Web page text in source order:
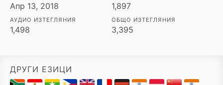
Апр 13, 2018 1,897
АУДИО ИЗТЕГЛЯНИЯ
1,498
ОБЩО ИЗТЕГЛЯНИЯ
3,395
ДРУГИ ЕЗИЦИ